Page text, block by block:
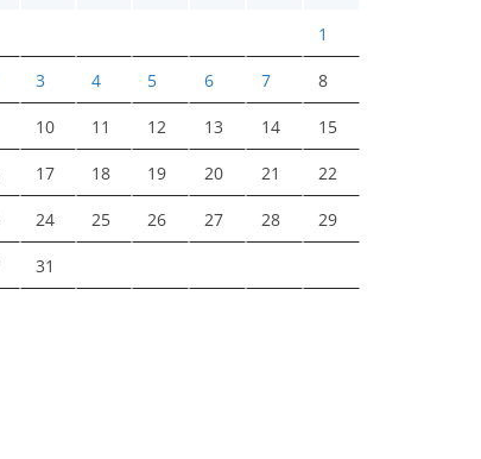
1
3 4 5 6 7 8
10 11 12 13 14 15
17 18 19 20 21 22
24 25 26 27 28 29
31